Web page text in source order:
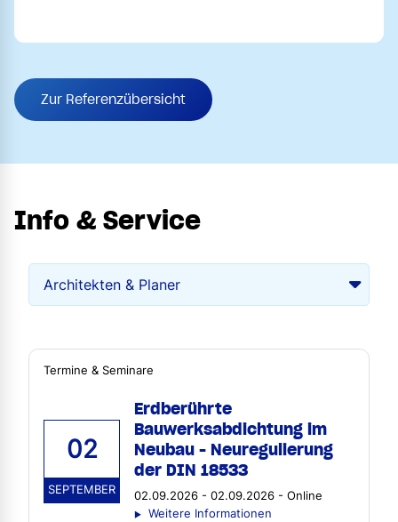
Zur Referenzübersicht
Info & Service
Termine & Seminare
02
SEPTEMBER
Erdberührte
Bauwerksabdichtung im
Neubau - Neuregulierung
der DIN 18533
02.09.2026 - 02.09.2026 - Online
Weitere Informationen